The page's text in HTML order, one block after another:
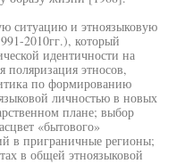
ситуацию и этноязыковую
2010гг.), который
идентичности на
поляризация этносов,
по формированию
личностью в новых
плане; выбор
«бытового»
в приграничные регионы;
в общей этноязыковой